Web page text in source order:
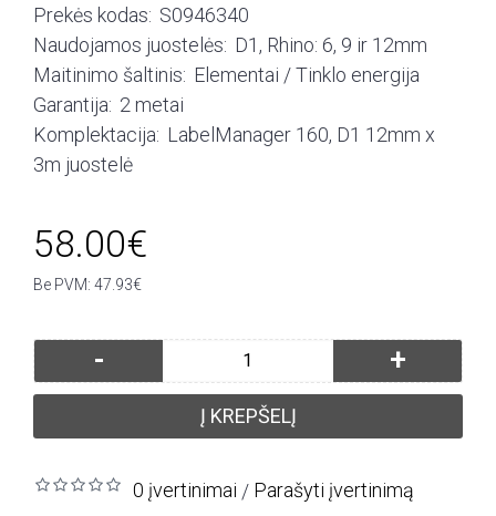
Prekės kodas: S0946340
Naudojamos juostelės: D1, Rhino: 6, 9 ir 12mm
Maitinimo šaltinis: Elementai / Tinklo energija
Garantija: 2 metai
Komplektacija: LabelManager 160, D1 12mm x
3m juostelė
58.00€
Be PVM: 47.93€
- +
Į KREPŠELĮ
0 įvertinimai / Parašyti įvertinimą